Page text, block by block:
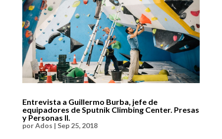
Entrevista a Guillermo Burba, jefe de
equipadores de Sputnik Climbing Center. Presas
y Personas II.
porAdos | Sep 25, 2018